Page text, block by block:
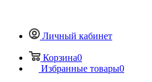
Личный кабинет
Корзина0
Избранные товары0